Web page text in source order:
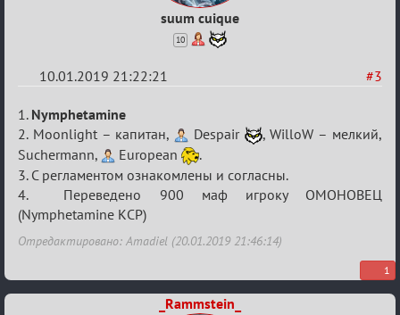
suum cuique
10
#3
10.01.2019 21:22:21
Re:
VIII
Кубок
сумеречных
разборок
1. Nymphetamine
2. Moonlight – капитан,
Despair
, WilloW – мелкий,
Suchermann,
European
.
3. С регламентом ознакомлены и согласны.
4. Переведено 900 маф игроку ОМОНОВЕЦ
(Nymphetamine КСР)
Отредактировано: Amadiel (20.01.2019 21:46:14)
1
_Rammstein_